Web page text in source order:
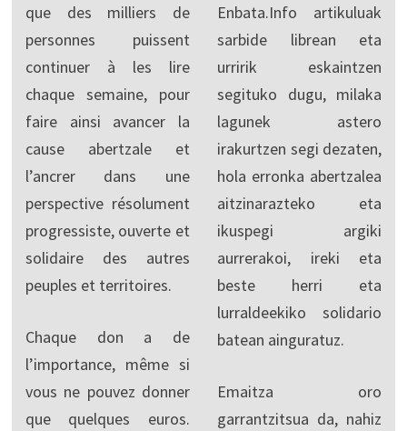
que des milliers de
personnes puissent
continuer à les lire
chaque semaine, pour
faire ainsi avancer la
cause abertzale et
l’ancrer dans une
perspective résolument
progressiste, ouverte et
solidaire des autres
peuples et territoires.
Chaque don a de
l’importance, même si
vous ne pouvez donner
que quelques euros.
Enbata.Info artikuluak
sarbide librean eta
urririk eskaintzen
segituko dugu, milaka
lagunek astero
irakurtzen segi dezaten,
hola erronka abertzalea
aitzinarazteko eta
ikuspegi argiki
aurrerakoi, ireki eta
beste herri eta
lurraldeekiko solidario
batean ainguratuz.
Emaitza oro
garrantzitsua da, nahiz